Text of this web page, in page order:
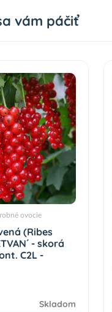
vám páčiť
ovocie
(Ribes
- skorá
C2L -
Skladom